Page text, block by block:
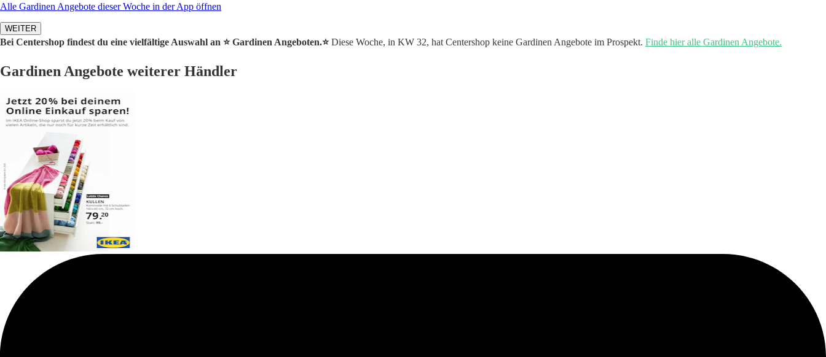
Alle Gardinen Angebote dieser Woche in der App öffnen
WEITER
Bei Centershop findest du eine vielfältige Auswahl an ⭐️ Gardinen Angeboten.⭐️Diese Woche, in KW 32, hat Centershop keine Gardinen Angebote im Prospekt. Finde hier alle Gardinen Angebote.
Gardinen Angebote weiterer Händler